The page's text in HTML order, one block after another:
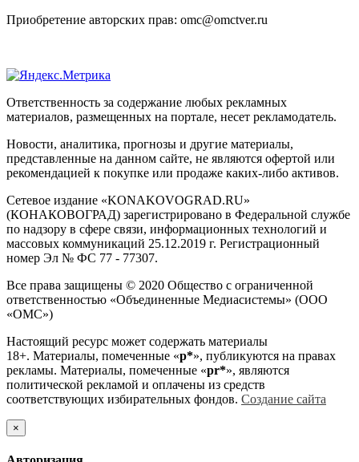
Приобретение авторских прав: omc@omctver.ru
Ответственность за содержание любых рекламных
материалов, размещенных на портале, несет рекламодатель.
Новости, аналитика, прогнозы и другие материалы,
представленные на данном сайте, не являются офертой или
рекомендацией к покупке или продаже каких-либо активов.
Сетевое издание «KONAKOVOGRAD.RU»
(КОНАКОВОГРАД) зарегистрировано в Федеральной службе
по надзору в сфере связи, информационных технологий и
массовых коммуникаций 25.12.2019 г. Регистрационный
номер Эл № ФС 77 - 77307.
Все права защищены © 2020 Общество с ограниченной
ответственностью «Объединенные Медиасистемы» (ООО
«ОМС»)
Настоящий ресурс может содержать материалы
18+. Материалы, помеченные «р*», публикуются на правах
рекламы. Материалы, помеченные «рr*», являются
политической рекламой и оплачены из средств
соответствующих избирательных фондов. Создание сайта
×